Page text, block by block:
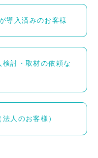
導⼊済みのお客様
討・取材の依頼な
人のお客様）